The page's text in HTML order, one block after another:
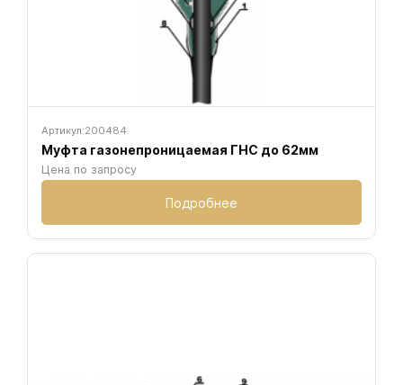
Артикул:200484
Муфта газонепроницаемая ГНС до 62мм
Цена по запросу
Подробнее